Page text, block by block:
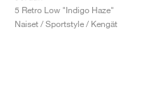
5 Retro Low "Indigo Haze"
Naiset / Sportstyle / Kengät